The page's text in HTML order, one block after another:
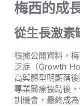
梅西的成
從生長激素
根據公開資料，
乏症（Growth
高與體型明顯落
專業醫療協助後
訓機會，最終成